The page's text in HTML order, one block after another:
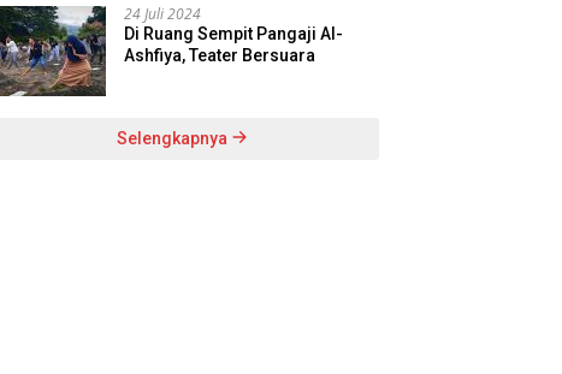
24 Juli 2024
Di Ruang Sempit Pangaji Al-
Ashfiya, Teater Bersuara
Selengkapnya